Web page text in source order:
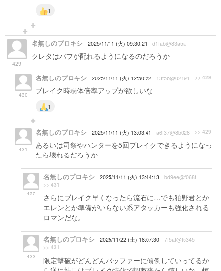
1
429
名無しのプロキシ 2025/11/11 (火) 09:30:21 d1fab@83a5a
クレタはバフが配れるようになるのだろうか
430
名無しのプロキシ 2025/11/11 (火) 12:50:22 13f5b@02191 >> 429
ブレイク時弱体倍率アップが欲しいな
1
431
名無しのプロキシ 2025/11/11 (火) 13:03:41 a6f37@8b028 >> 429
あるいは司祭やハンターを5回ブレイクできるようになっ
たら壊れるだろうか
432
名無しのプロキシ 2025/11/11 (火) 13:44:13 bd9ee@f068f
>> 431
さらにブレイク早くなったら流石に…でも狛野君とか
エレンとか準備がいらない系アタッカーも強化される
ロマンだな。
433
名無しのプロキシ 2025/11/22 (土) 18:07:30 7f5af@f5345
>> 431
限定撃破がどんどんバッファーに傾倒していってるか